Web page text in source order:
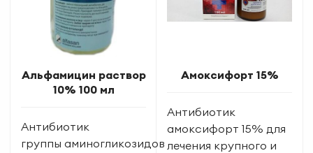
Альфамицин раствор
10% 100 мл
Антибиотик
группы аминогликозидов
Амоксифорт 15%
Антибиотик
амоксифорт 15% для
лечения крупного и